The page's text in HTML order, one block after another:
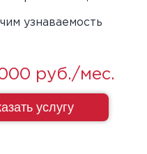
узнаваемость
руб./мес.
услугу